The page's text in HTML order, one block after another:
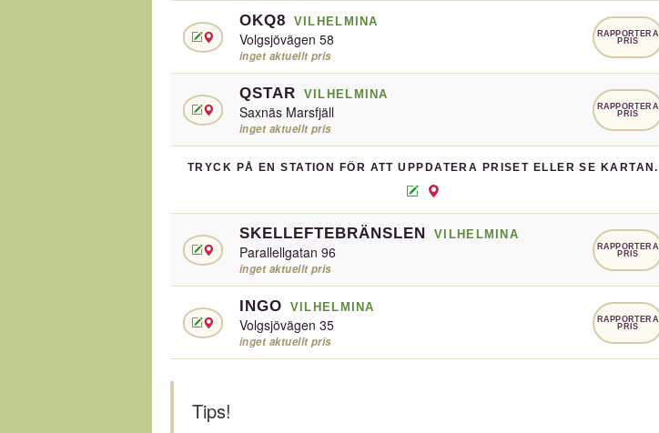
OKQ8 VILHELMINA
Volgsjövägen 58
inget aktuellt pris
RAPPORTERA
PRIS
QSTAR VILHELMINA
Saxnäs Marsfjäll
inget aktuellt pris
RAPPORTERA
PRIS
TRYCK PÅ EN STATION FÖR ATT UPPDATERA PRISET ELLER SE KARTAN.
SKELLEFTEBRÄNSLEN VILHELMINA
Parallellgatan 96
inget aktuellt pris
RAPPORTERA
PRIS
INGO VILHELMINA
Volgsjövägen 35
inget aktuellt pris
RAPPORTERA
PRIS
Tips!